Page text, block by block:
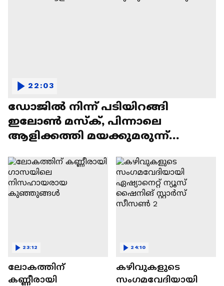
ഡോജിൽ നിന്ന് പടിയിറങ്ങി
ഇലോൺ മസ്ക്, പിന്നാലെ
ആളിക്കത്തി മയക്കുമരുന്ന്
22:03
ലോകത്തിന്
കണ്ണീരായി
23:12
കഴിവുകളുടെ
സംഗമവേദിയായി
24:10